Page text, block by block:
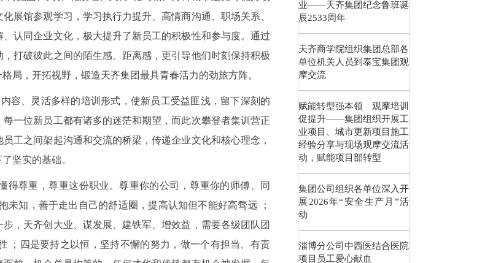
展馆参观学习，学习执行力提升、高情商沟通、职场关系、
认同企业文化，极大提升了新员工的积极性和参与度。通过
打破彼此之间的陌生感、距离感，更引导他们时刻保持积极
局，开拓视野，锻造天齐集团最具青春活力的劲旅方阵。
容、灵活多样的培训形式，使新员工受益匪浅，留下深刻的
一位新员工都有诸多的迷茫和期望，而此次攀登者集训营正
工之间架起沟通和交流的桥梁，传递企业文化和核心理念，
坚实的基础。
得尊重，尊重这份职业、尊重你的公司，尊重你的师傅、同
知，善于走出自己的舒适圈，提高认知但不能好高骛远 ；
，天齐创大业、谋发展、建铁军、增效益，需要各级团队团
；四是要持之以恒，坚持不懈的努力，做一个有担当、有责
业——天齐集团纪念鲁班诞
辰2533周年
天齐商学院组织集团总部各
单位机关人员到泰宝集团观
摩交流
赋能转型强本领 观摩培训
促提升——集团组织开展工
业项目、城市更新项目施工
经验分享与现场观摩交流活
动，赋能项目部转型
集团公司组织各单位深入开
展2026年“安全生产月”活
动
淄博分公司中西医结合医院
项目员工爱心献血